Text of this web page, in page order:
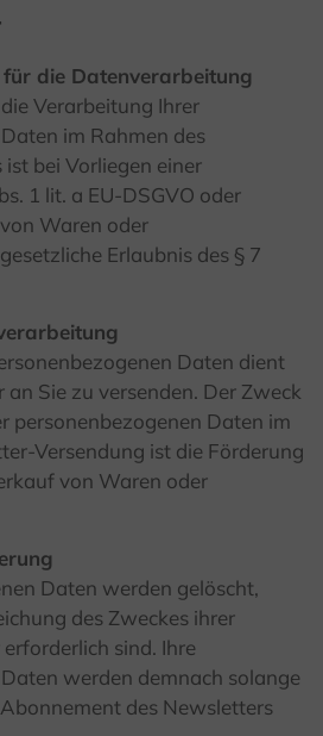
die Datenverarbeitung
Verarbeitung Ihrer
im Rahmen des
bei Vorliegen einer
1 lit. a EU-DSGVO oder
Waren oder
Erlaubnis des § 7
Daten dient
Sie zu versenden. Der Zweck
personenbezogenen Daten im
Versendung ist die Förderung
von Waren oder
Daten werden gelöscht,
des Zweckes ihrer
sind. Ihre
werden demnach solange
des Newsletters